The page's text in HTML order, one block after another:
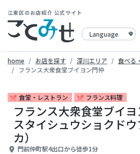
江東区のお店紹介 公式サイト
home お店を探す 深川エリア 食べる
フランス大衆食堂ブイヨン門仲
restaurant_menu 食堂・レストラン restaurant_menu フランス料理
フランス大衆食堂ブイ
スタイシュウショクド
カ）
place 門前仲町駅4出口から徒歩1分